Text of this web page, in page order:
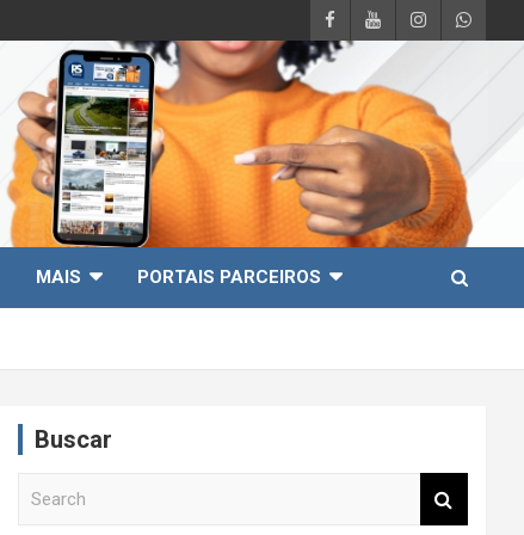
MAIS PORTAIS PARCEIROS
Buscar